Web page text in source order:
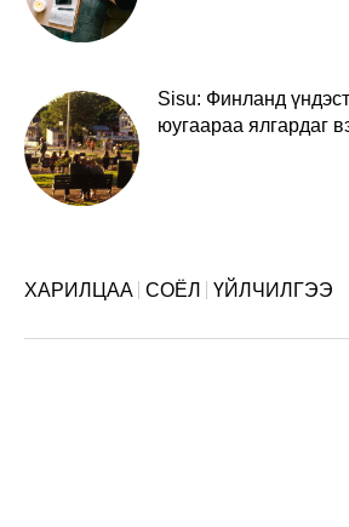
Sisu: Финланд
юугаараа ялгардаг
ХАРИЛЦАА СОЁЛ ҮЙЛЧИЛГЭЭ